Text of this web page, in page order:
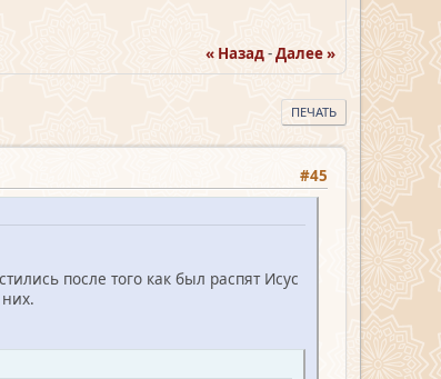
« Назад-Далее »
ПЕЧАТЬ
#45
после того как был распят Исус